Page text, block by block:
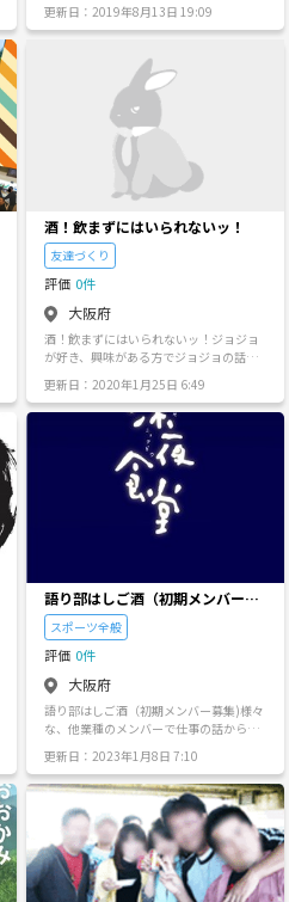
ております。 そこそこ人数が集まってき
ましたら 月に一度 イベントの方やらせて
頂きたいと考えております(o^^o) 又、イ
ベントに使わせて頂けるお店、クラブさ
んも 募集中です。 ドシドシご参加お待ち
しております(*ﾟ▽ﾟ)ﾉ
更新日：2019年8月13日 19:09
酒！飲まずにはいられないッ！
友達づくり
評価 0件
大阪府
酒！飲まずにはいられないッ！ジョジョ
が好き、興味がある方でジョジョの話を
ークルを立ち上げました。 少しでも興味
がある方は気軽に応募下さい( ´ ▽ ` )ﾉ 日
や場所は相談して決めようとおもいま
す。 lineのグループは4人位集まったらつ
くろうと思います(^^) 自分は仕事の都合
で地元を離れ大阪で一人暮らしをしてい
ます。友達もいなければジョジョを話せ
る友達もいません。 大阪にはジョジョバ
ーがあり、そこでジョジョトークなども
更新日：2020年1月25日 6:49
語り部はしご酒（初期メンバー募
集)
スポーツ全般
評価 0件
大阪府
語り部はしご酒（初期メンバー募集)様々
な、他業種のメンバーで仕事の話から、
せんか？ こんな人にオススメ ・大人数の
サークルは、入るのが気が引ける(現在初
期メンバー募集) ・人と話すのが好き ・
今日飲みに行きたいけど、友達との予定
が合わない ・人見知りだけど話したい！
・1人で飲むんだったら、だれかとワイワ
イ飲みたい ・新しい交友関係を増やした
い ・仕事のストレスを発散したい 参加要
更新日：2023年1月8日 7:10